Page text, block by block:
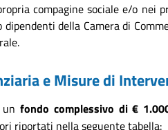
compagine sociale e/o nei
dipendenti della Camera di
e Misure di
fondo complessivo di €
riportati nella seguente tabella: